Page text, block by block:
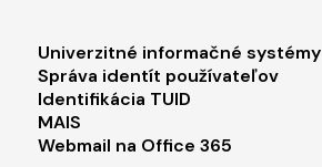
Footer menu 1
Univerzitné informačné systémy
Správa identít používateľov
Identifikácia TUID
MAIS
Webmail na Office 365